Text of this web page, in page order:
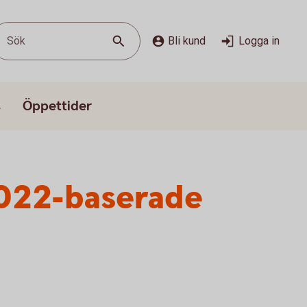
Sök Bli kund Logga in
Öppettider
baserade